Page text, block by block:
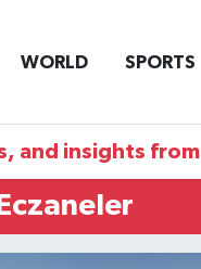
WORLD SPORTS
and insights